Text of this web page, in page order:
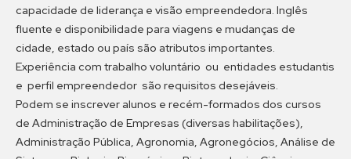
capacidade de liderança e visão empreendedora. Inglês
fluente e disponibilidade para viagens e mudanças de
cidade, estado ou país são atributos importantes.
Experiência com trabalho voluntário ou entidades estudantis
e perfil empreendedor são requisitos desejáveis.
Podem se inscrever alunos e recém-formados dos cursos
de Administração de Empresas (diversas habilitações),
Administração Pública, Agronomia, Agronegócios, Análise de